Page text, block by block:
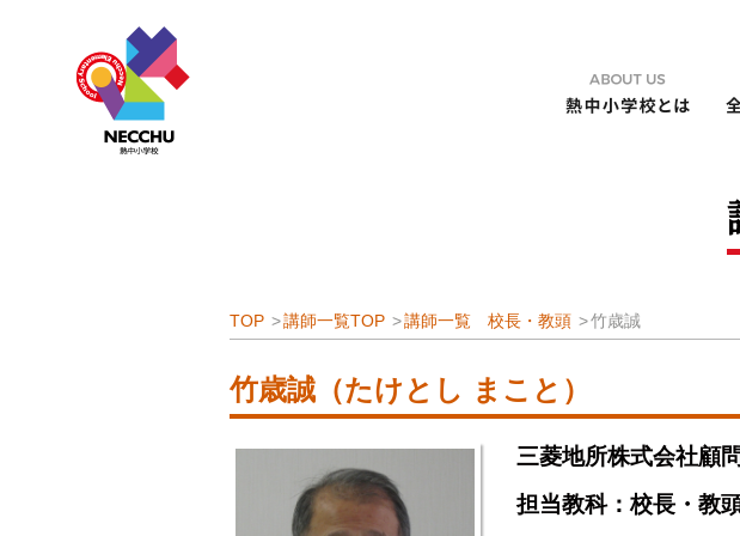
TOP 講師一覧TOP 講師一覧 校長・教頭 竹歳誠
竹歳誠（たけとし まこと）
三菱地所株式会社
担当教科：校長・教